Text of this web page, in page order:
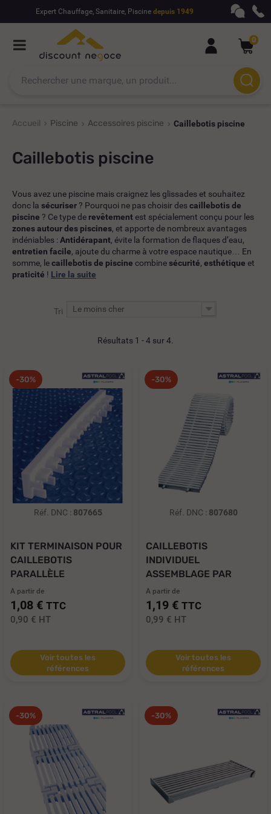
Expert Chauffage, Sanitaire, Piscine depuis 1949
0
Accueil Piscine Accessoires piscine Caillebotis piscine
Caillebotis piscine
Vous avez une piscine mais craignez les glissades et souhaitez
donc la sécuriser ? Pourquoi ne pas choisir descaillebotis de
piscine ? Ce type de revêtementest spécialement conçu pour les
zones autour des piscines, et apporte de nombreux avantages
indéniables :Antidérapant, évite la formation de flaques d’eau,
entretien facile, ajoute du charme à votre espace nautique… En
somme, lecaillebotis de piscine combinesécurité, esthétique et
praticité ! Lire la suite
Tri Le moins cher
Résultats 1 - 4 sur 4.
-30%
Réf. DNC : 807665
KIT TERMINAISON POUR
CAILLEBOTIS
PARALLÈLE
A partir de
1,08 € TTC
0,90 € HT
Voir toutes les
références
-30%
Réf. DNC : 807680
CAILLEBOTIS
INDIVIDUEL
ASSEMBLAGE PAR
CABLE
A partir de
1,19 € TTC
0,99 € HT
Voir toutes les
références
-30% -30%